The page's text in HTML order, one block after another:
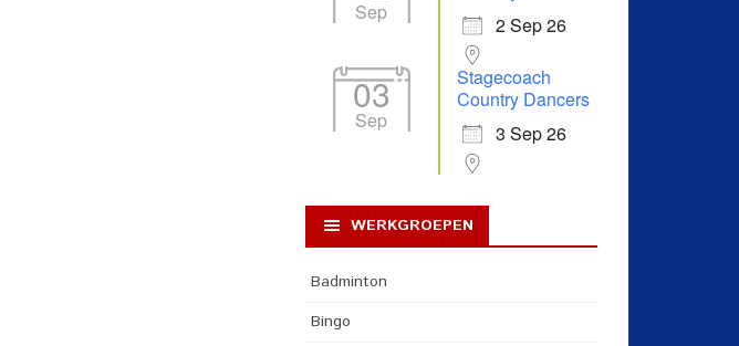
Sep
2 Sep 26
03
Sep
Stagecoach
Country Dancers
3 Sep 26
WERKGROEPEN
Badminton
Bingo